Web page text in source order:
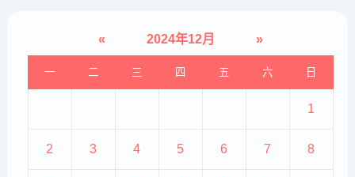
« 2024年12月 »
一 二 三 四 五 六 日
1
2 3 4 5 6 7 8